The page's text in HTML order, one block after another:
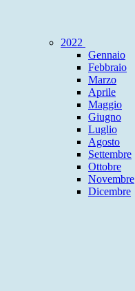
2022
Gennaio
Febbraio
Marzo
Aprile
Maggio
Giugno
Luglio
Agosto
Settembre
Ottobre
Novembre
Dicembre